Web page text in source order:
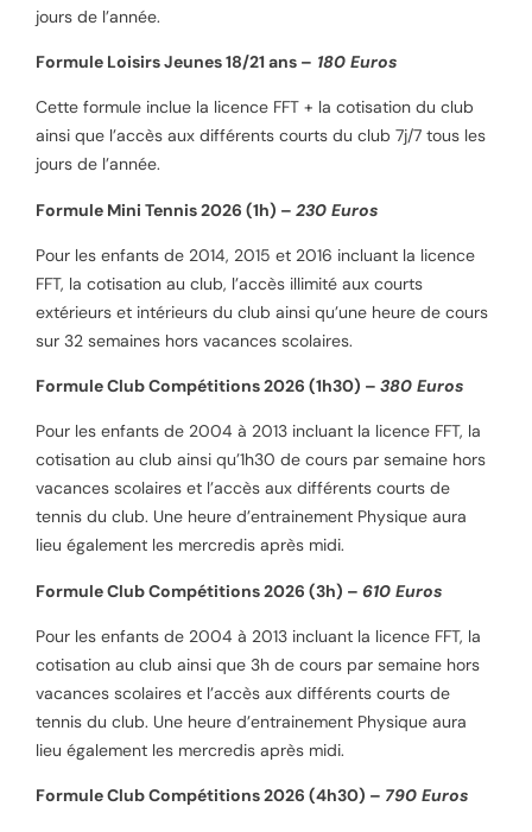
jours de l’année.
Formule Loisirs Jeunes 18/21 ans – 180 Euros
Cette formule inclue la licence FFT + la cotisation du club
ainsi que l’accès aux différents courts du club 7j/7 tous les
jours de l’année.
Formule Mini Tennis 2026 (1h) –230 Euros
Pour les enfants de 2014, 2015 et 2016 incluant la licence
FFT, la cotisation au club, l’accès illimité aux courts
extérieurs et intérieurs du club ainsi qu’une heure de cours
sur 32 semaines hors vacances scolaires.
Formule Club Compétitions 2026 (1h30) –380 Euros
Pour les enfants de 2004 à 2013 incluant la licence FFT, la
cotisation au club ainsi qu’1h30 de cours par semaine hors
vacances scolaires et l’accès aux différents courts de
tennis du club. Une heure d’entrainement Physique aura
lieu également les mercredis après midi.
Formule Club Compétitions 2026 (3h) –610 Euros
Pour les enfants de 2004 à 2013 incluant la licence FFT, la
cotisation au club ainsi que 3h de cours par semaine hors
vacances scolaires et l’accès aux différents courts de
tennis du club. Une heure d’entrainement Physique aura
lieu également les mercredis après midi.
Formule Club Compétitions 2026 (4h30) – 790 Euros